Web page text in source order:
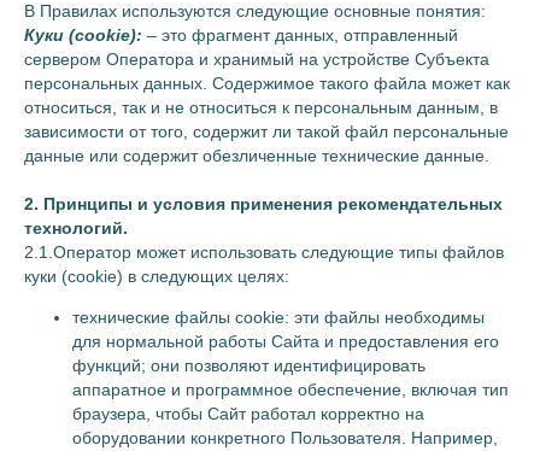
ДОСТАВКА И ОПЛАТА
ОБМЕН И ВОЗВРАТ
КОНТАКТЫ
ПОКУПАТЕЛЯМ
О БРЕНДЕ
RAY
ЛИЧНЫЙ КАБИНЕТ
ПРОГРАММА ЛОЯЛЬНОСТИ
В Правилах используются следующие основные понятия:
Куки (cookie): – это фрагмент данных, отправленный
сервером Оператора и хранимый на устройстве Субъекта
персональных данных. Содержимое такого файла может как
относиться, так и не относиться к персональным данным, в
зависимости от того, содержит ли такой файл персональные
данные или содержит обезличенные технические данные.
2. Принципы и условия применения рекомендательных
технологий.
2.1.Оператор может использовать следующие типы файлов
куки (сookie) в следующих целях:
технические файлы cookie: эти файлы необходимы
для нормальной работы Сайта и предоставления его
функций; они позволяют идентифицировать
аппаратное и программное обеспечение, включая тип
браузера, чтобы Сайт работал корректно на
оборудовании конкретного Пользователя. Например,